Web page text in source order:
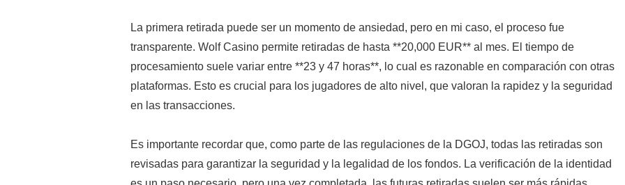
La primera retirada puede ser un momento de ansiedad, pero en mi caso, el proceso fue
transparente. Wolf Casino permite retiradas de hasta **20,000 EUR** al mes. El tiempo de
procesamiento suele variar entre **23 y 47 horas**, lo cual es razonable en comparación con otras
plataformas. Esto es crucial para los jugadores de alto nivel, que valoran la rapidez y la seguridad
en las transacciones.
Es importante recordar que, como parte de las regulaciones de la DGOJ, todas las retiradas son
revisadas para garantizar la seguridad y la legalidad de los fondos. La verificación de la identidad